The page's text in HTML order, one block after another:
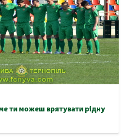
ти можеш врятувати рідну